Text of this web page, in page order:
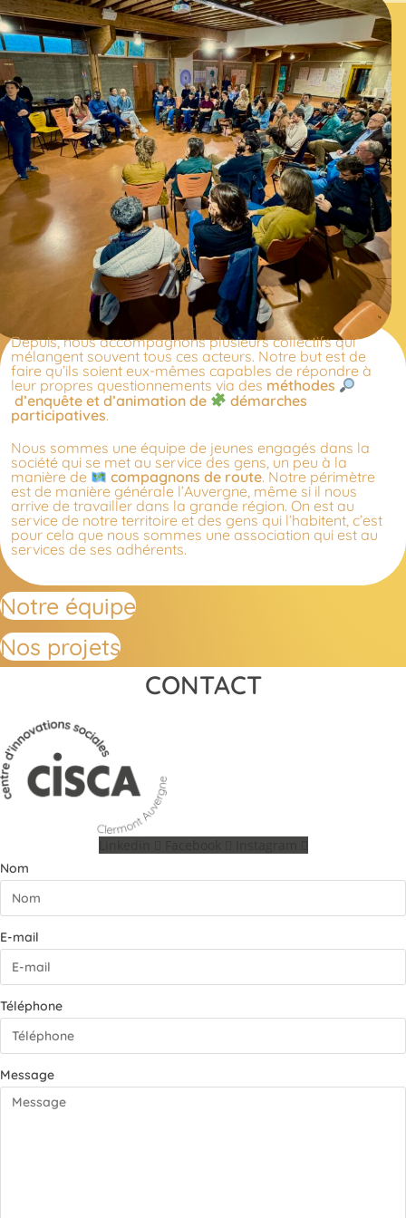
Depuis, nous accompagnons plusieurs collectifs qui
mélangent souvent tous ces acteurs. Notre but est de
faire qu’ils soient eux-mêmes capables de répondre à
leur propres questionnements via des méthodes
d’enquête et d’animation de
démarches
participatives.
Nous sommes une équipe de jeunes engagés dans la
société qui se met au service des gens, un peu à la
manière de
compagnons de route. Notre périmètre
est de manière générale l’Auvergne, même si il nous
arrive de travailler dans la grande région. On est au
service de notre territoire et des gens qui l’habitent, c’est
pour cela que nous sommes une association qui est au
services de ses adhérents.
Notre équipe
Nos projets
CONTACT
Nom
E-mail
Téléphone
Message